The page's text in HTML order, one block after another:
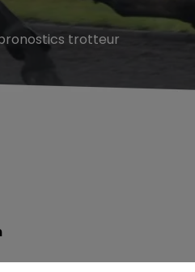
trotteur